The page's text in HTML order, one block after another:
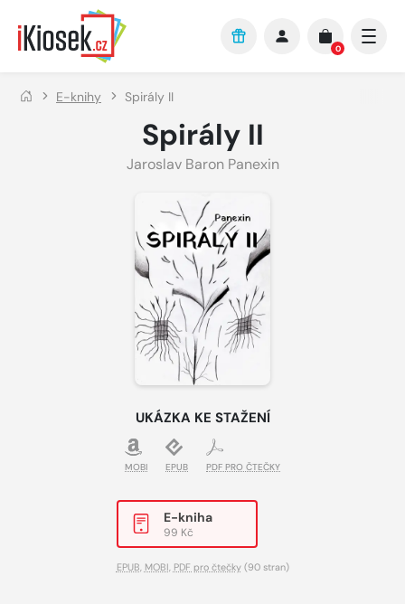
Přejít na hlavní obsah
0
E-knihy Spirály II
Spirály II
Jaroslav Baron Panexin
UKÁZKA KE STAŽENÍ
MOBI EPUB PDF PRO ČTEČKY
E-kniha
99 Kč
EPUB MOBI PDF pro čtečky(90 stran)